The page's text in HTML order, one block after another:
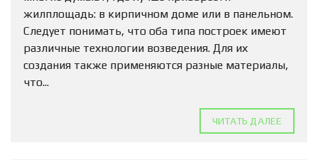
жилплощадь: в кирпичном доме или в панельном.
Следует понимать, что оба типа построек имеют
различные технологии возведения. Для их
создания также применяются разные материалы,
что...
ЧИТАТЬ ДАЛЕЕ